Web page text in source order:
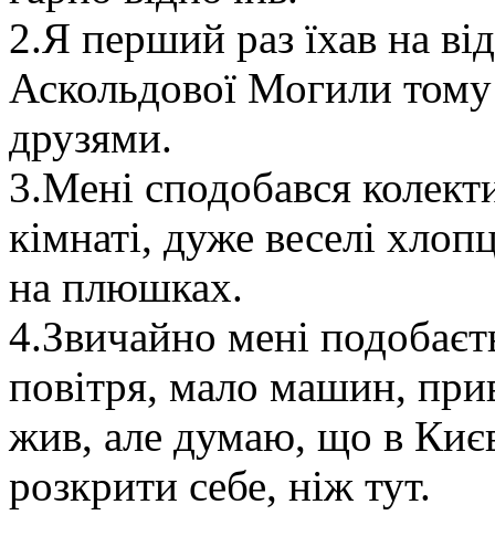
2.Я перший раз їхав на
Аскольдової Могили
друзями.
3.Мені сподобався
кімнаті, дуже веселі
на плюшках.
4.Звичайно мені
повітря, мало машин,
жив, але думаю, що в
розкрити себе, ніж тут.